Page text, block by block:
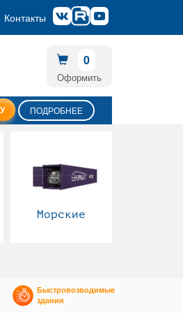
Контакты
0
Оформить
ПОДРОБНЕЕ
Морские
Быстровозводимые
здания